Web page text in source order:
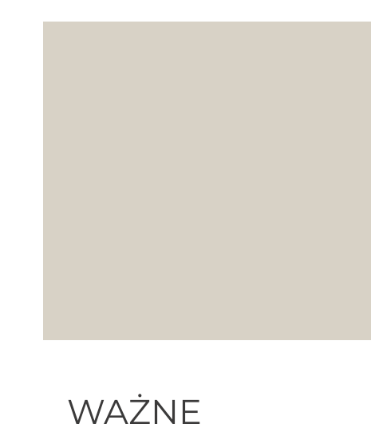
WAŻNE